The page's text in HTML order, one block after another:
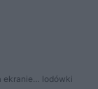
ekranie… lodówki